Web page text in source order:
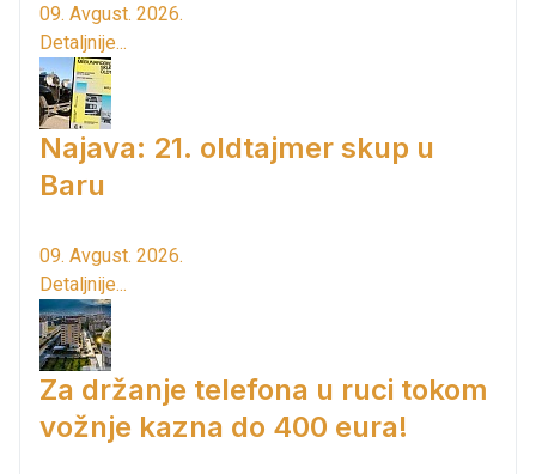
09. Avgust. 2026.
Detaljnije...
Najava: 21. oldtajmer skup u
Baru
09. Avgust. 2026.
Detaljnije...
Za držanje telefona u ruci tokom
vožnje kazna do 400 eura!